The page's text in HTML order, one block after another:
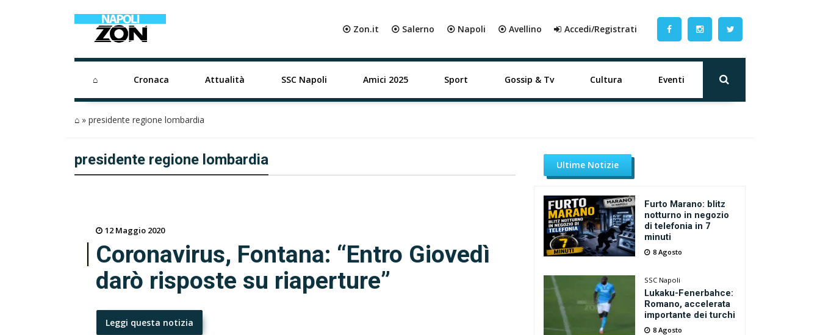
⦿ Zon.it ⦿ Salerno ⦿ Napoli ⦿ Avellino Accedi/Registrati
⌂ Cronaca Attualità SSC Napoli Amici 2025 Sport Gossip & Tv Cultura Eventi
⌂ » presidente regione lombardia
presidente regione lombardia
12 Maggio 2020
Coronavirus, Fontana: “Entro Giovedì
darò risposte su riaperture”
Leggi questa notizia
Ultime Notizie
Furto Marano: blitz
notturno in negozio
di telefonia in 7
minuti
8 Agosto
SSC Napoli
Lukaku-Fenerbahce:
Romano, accelerata
importante dei turchi
8 Agosto